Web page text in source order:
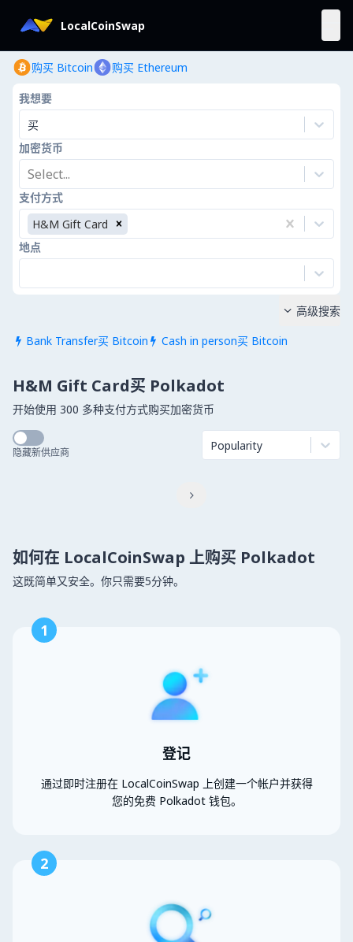
LocalCoinSwap
购买 Bitcoin 购买 Ethereum
我想要
买
加密货币
Select...
支付方式
H&M Gift Card
地点
 Bank Transfer买 Bitcoin  Cash in person买 Bitcoin
 高级搜索
H&M Gift Card买 Polkadot
开始使用 300 多种支付方式购买加密货币
隐藏新供应商 Popularity

如何在 LocalCoinSwap 上购买 Polkadot
这既简单又安全。你只需要5分钟。
1
登记
通过即时注册在 LocalCoinSwap 上创建一个帐户并获得
您的免费 Polkadot 钱包。
2